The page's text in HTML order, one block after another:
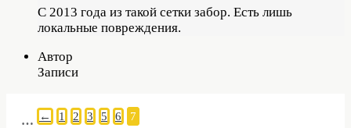
С 2013 года из такой сетки забор. Есть лишь
локальные повреждения.
Автор
Записи
← 1 2 3
… 5 6 7